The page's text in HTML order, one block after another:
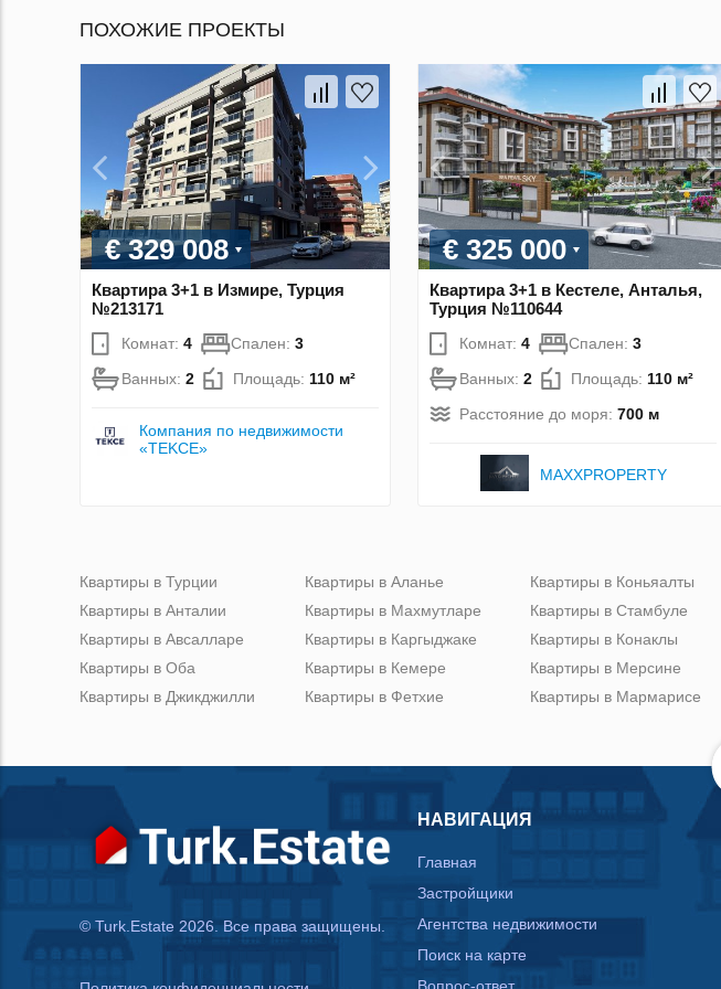
ПОХОЖИЕ ПРОЕКТЫ
€ 329 008
Квартира 3+1 в Измире, Турция
№213171
Комнат: 4 Спален: 3
Ванных: 2 Площадь: 110 м²
Компания по недвижимости
«TEKCE»
€ 325 000
Квартира 3+1 в Кестеле, Анталья,
Турция №110644
Комнат: 4 Спален: 3
Ванных: 2 Площадь: 110 м²
Расстояние до моря: 700 м
MAXXPROPERTY
Квартиры в Турции
Квартиры в Анталии
Квартиры в Авсалларе
Квартиры в Оба
Квартиры в Джикджилли
Квартиры в Аланье
Квартиры в Махмутларе
Квартиры в Каргыджаке
Квартиры в Кемере
Квартиры в Фетхие
Квартиры в Коньяалты
Квартиры в Стамбуле
Квартиры в Конаклы
Квартиры в Мерсине
Квартиры в Мармарисе
© Turk.Estate 2026. Все права защищены.
НАВИГАЦИЯ
Главная
Застройщики
Агентства недвижимости
Поиск на карте